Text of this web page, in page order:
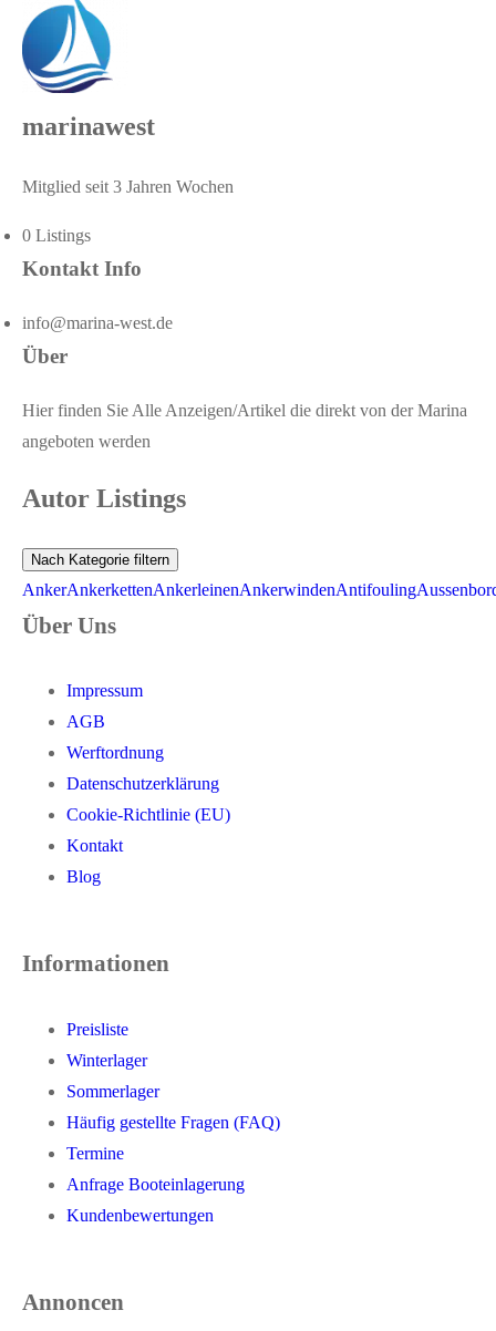
marinawest
Mitglied seit 3 Jahren Wochen
0 Listings
Kontakt Info
info@marina-west.de
Über
Hier finden Sie Alle Anzeigen/Artikel die direkt von der Marina
angeboten werden
Autor Listings
Nach Kategorie filtern
AnkerAnkerkettenAnkerleinenAnkerwindenAntifouling
Über Uns
Impressum
AGB
Werftordnung
Datenschutzerklärung
Cookie-Richtlinie (EU)
Kontakt
Blog
Informationen
Preisliste
Winterlager
Sommerlager
Häufig gestellte Fragen (FAQ)
Termine
Anfrage Booteinlagerung
Kundenbewertungen
Annoncen